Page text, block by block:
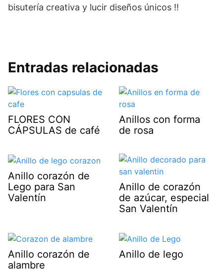
bisutería creativa y lucir diseños únicos !!
Entradas relacionadas
FLORES CON
CÁPSULAS de café
Anillos con forma
de rosa
Anillo corazón de
Lego para San
Valentín
Anillo de corazón
de azúcar, especial
San Valentín
Anillo corazón de
alambre
Anillo de lego